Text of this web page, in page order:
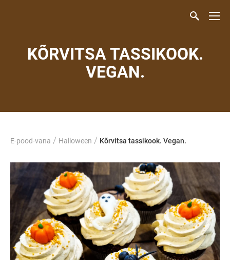
KÕRVITSA TASSIKOOK.
VEGAN.
E-pood-vana / Halloween / Kõrvitsa tassikook. Vegan.